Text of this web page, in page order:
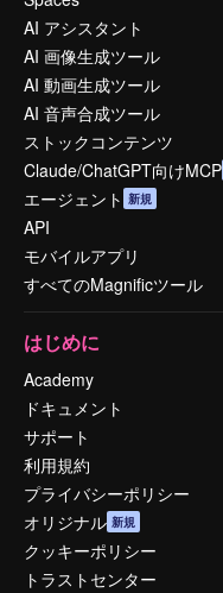
AI アシスタント
AI 画像生成ツール
AI 動画生成ツール
AI 音声合成ツール
ストックコンテンツ
Claude/ChatGPT向けMCP
エージェント 新規
API
モバイルアプリ
すべてのMagnificツール
はじめに
Academy
ドキュメント
サポート
利用規約
プライバシーポリシー
オリジナル 新規
クッキーポリシー
トラストセンター